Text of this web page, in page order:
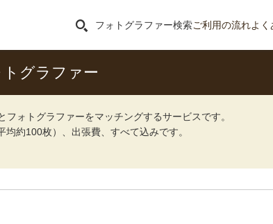
フォトグラファー検索ご利用の流れよく
グラファー
ォトグラファーをマッチングするサービスです。
約100枚）、出張費、すべて込みです。